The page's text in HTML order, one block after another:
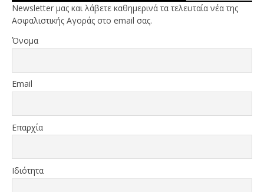
Newsletter μας και λάβετε καθημερινά τα τελευταία νέα της
Ασφαλιστικής Αγοράς στο email σας.
Όνομα
Email
Επαρχία
Ιδιότητα